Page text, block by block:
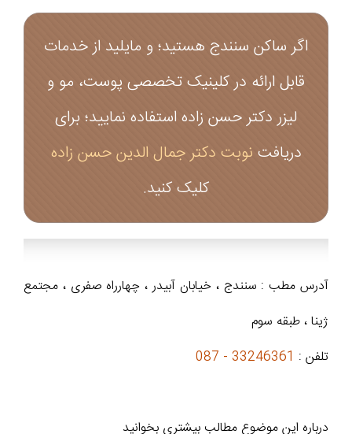
اگر ساکن سنندج هستید؛ و مایلید از خدمات
قابل ارائه در کلینیک تخصصی پوست، مو و
لیزر دکتر حسن زاده استفاده نمایید؛ برای
دریافت نوبت دکتر جمال الدین حسن زاده
کلیک کنید.
آدرس مطب : سنندج ، خیابان آبیدر ، چهارراه صفری ، مجتمع
ژینا ، طبقه سوم
تلفن : 33246361 - 087
درباره این موضوع مطالب بیشتری بخوانید